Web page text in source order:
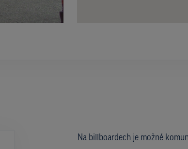
Na billboardech je možné